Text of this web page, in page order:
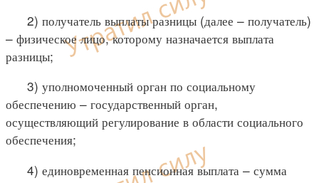
2) получатель выплаты разницы (далее – получатель)
– физическое лицо, которому назначается выплата
разницы;
3) уполномоченный орган по социальному
обеспечению – государственный орган,
осуществляющий регулирование в области социального
обеспечения;
4) единовременная пенсионная выплата – сумма